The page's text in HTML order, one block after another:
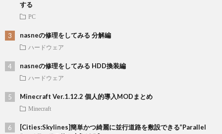
する
PC
nasneの修理をしてみる 分解編
ハードウェア
nasneの修理をしてみる HDD換装編
ハードウェア
Minecraft Ver.1.12.2 個人的導入MODまとめ
Minecraft
[Cities:Skylines]簡単かつ綺麗に並行道路を敷設できる”Parallel